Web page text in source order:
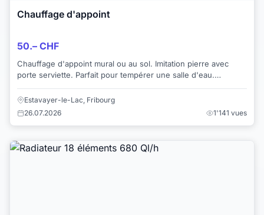
Chauffage d'appoint
50.– CHF
Chauffage d'appoint mural ou au sol. Imitation pierre avec
porte serviette. Parfait pour tempérer une salle d'eau.
Estavayer-le-Lac, Fribourg
26.07.2026
1'141 vues